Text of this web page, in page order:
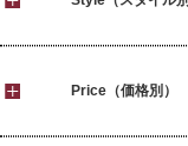
Price（価格別）